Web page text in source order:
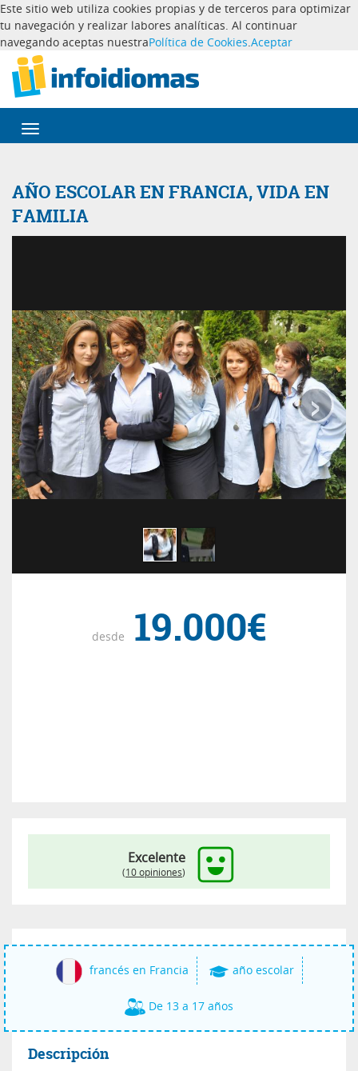
Este sitio web utiliza cookies propias y de terceros para optimizar
tu navegación y realizar labores analíticas. Al continuar
navegando aceptas nuestraPolítica de Cookies.Aceptar
Desplegar
navegación
AÑO ESCOLAR EN FRANCIA, VIDA EN
FAMILIA
›
desde 19.000€
Excelente
(10 opiniones)
francés en Francia año escolar
De 13 a 17 años
Descripción